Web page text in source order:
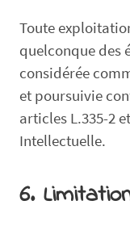
Toute
quelconque des
considérée
et poursuivie
articles L.335-2
Intellectuelle.
6.